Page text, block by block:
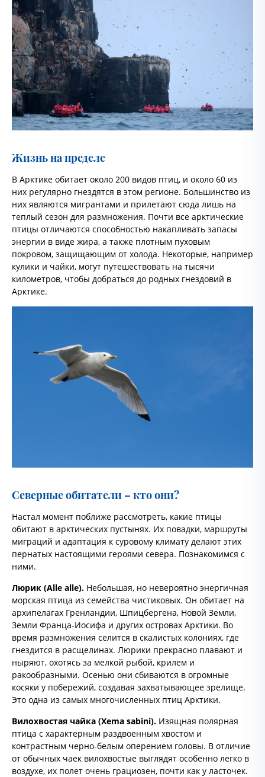
Жизнь на пределе
В Арктике обитает около 200 видов птиц, и около 60 из
них регулярно гнездятся в этом регионе. Большинство из
них являются мигрантами и прилетают сюда лишь на
теплый сезон для размножения. Почти все арктические
птицы отличаются способностью накапливать запасы
энергии в виде жира, а также плотным пуховым
покровом, защищающим от холода. Некоторые, например
кулики и чайки, могут путешествовать на тысячи
километров, чтобы добраться до родных гнездовий в
Арктике.
Северные обитатели – кто они?
Настал момент поближе рассмотреть, какие птицы
обитают в арктических пустынях. Их повадки, маршруты
миграций и адаптация к суровому климату делают этих
пернатых настоящими героями севера. Познакомимся с
ними.
Люрик (Alle alle). Небольшая, но невероятно энергичная
морская птица из семейства чистиковых. Он обитает на
архипелагах Гренландии, Шпицбергена, Новой Земли,
Земли Франца-Иосифа и других островах Арктики. Во
время размножения селится в скалистых колониях, где
гнездится в расщелинах. Люрики прекрасно плавают и
ныряют, охотясь за мелкой рыбой, крилем и
ракообразными. Осенью они сбиваются в огромные
косяки у побережий, создавая захватывающее зрелище.
Это одна из самых многочисленных птиц Арктики.
Вилохвостая чайка (Xema sabini). Изящная полярная
птица с характерным раздвоенным хвостом и
контрастным черно-белым оперением головы. В отличие
от обычных чаек вилохвостые выглядят особенно легко в
воздухе, их полет очень грациозен, почти как у ласточек.